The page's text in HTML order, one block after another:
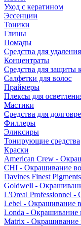
Уход с кератином
Эссенции
Тоники
Глины
Помады
Средства для
Концентраты
Средства для защиты
Салфетки для волос
Праймеры
Плексы для
Мастики
Средства для
Филлеры
Эликсиры
Тонирующие средства
Краски
American Crew -
CHI - Окрашивание
Davines Finest
Goldwell -
L'Oreal Professionnel -
Lebel - Окрашивание
Londa - Окрашивание
Matrix - Окрашивание